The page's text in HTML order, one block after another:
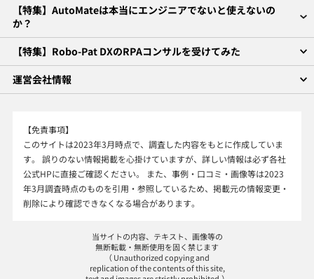
【特集】AutoMateは本当にエンジニアでないと使えないの
か？
【特集】Robo-Pat DXのRPAコンサルを受けてみた
運営会社情報
【免責事項】
このサイトは2023年3月時点で、調査した内容をもとに作成していま
す。 誤りのない情報掲載を心掛けていますが、詳しい情報は必ず各社
公式HPに直接ご確認ください。 また、事例・口コミ・画像等は2023
年3月調査時点のものを引用・参照しているため、掲載元の情報変更・
削除により確認できなくなる場合があります。
当サイトの内容、テキスト、画像等の
無断転載・無断使用を固く禁じます
（ Unauthorized copying and
replication of the contents of this site,